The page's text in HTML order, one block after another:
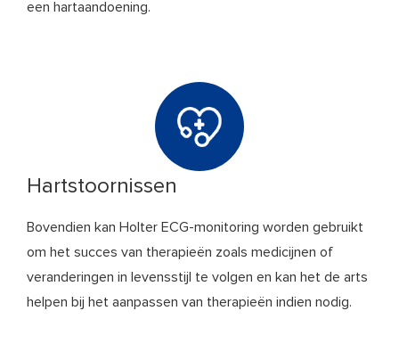
een hartaandoening.
Hartstoornissen
Bovendien kan Holter ECG-monitoring worden gebruikt
om het succes van therapieën zoals medicijnen of
veranderingen in levensstijl te volgen en kan het de arts
helpen bij het aanpassen van therapieën indien nodig.